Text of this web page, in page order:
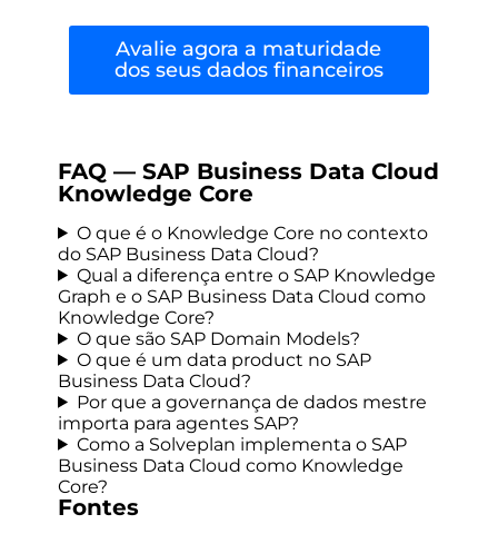
Avalie agora a maturidade
dos seus dados financeiros
FAQ — SAP Business Data Cloud
Knowledge Core
O que é o Knowledge Core no contexto
do SAP Business Data Cloud?
Qual a diferença entre o SAP Knowledge
Graph e o SAP Business Data Cloud como
Knowledge Core?
O que são SAP Domain Models?
O que é um data product no SAP
Business Data Cloud?
Por que a governança de dados mestre
importa para agentes SAP?
Como a Solveplan implementa o SAP
Business Data Cloud como Knowledge
Core?
Fontes